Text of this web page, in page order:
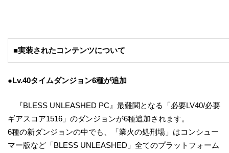
■実装されたコンテンツについて
●Lv.40タイムダンジョン6種が追加
『BLESS UNLEASHED PC』最難関となる「必要LV40/必要
ギアスコア1516」のダンジョンが6種追加されます。
6種の新ダンジョンの中でも、「業火の処刑場」はコンシュー
マー版など「BLESS UNLEASHED」全てのプラットフォーム